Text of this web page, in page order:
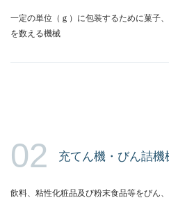
一定の単位（ｇ）に包装するために菓子
を数える機械
02 充てん機・びん詰機
飲料、粘性化粧品及び粉末食品等をびん